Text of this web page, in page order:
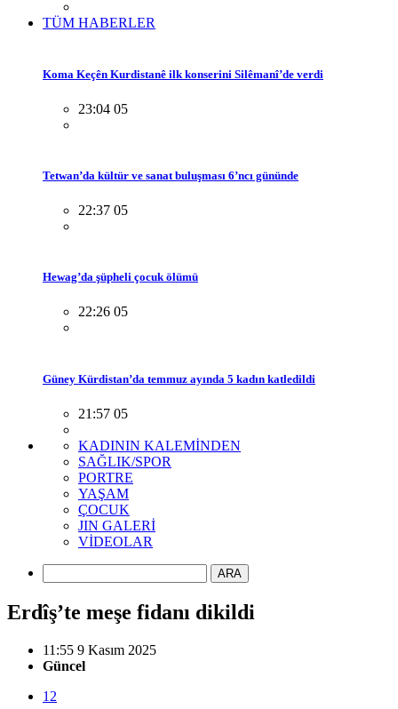
TÜM HABERLER
Koma Keçên Kurdistanê ilk konserini Silêmanî’de verdi
23:04 05
Tetwan’da kültür ve sanat buluşması 6’ncı gününde
22:37 05
Hewag’da şüpheli çocuk ölümü
22:26 05
Güney Kürdistan’da temmuz ayında 5 kadın katledildi
21:57 05
KADININ KALEMİNDEN
SAĞLIK/SPOR
PORTRE
YAŞAM
ÇOCUK
JIN GALERİ
VİDEOLAR
ARA
Erdîş’te meşe fidanı dikildi
11:55 9 Kasım 2025
Güncel
12